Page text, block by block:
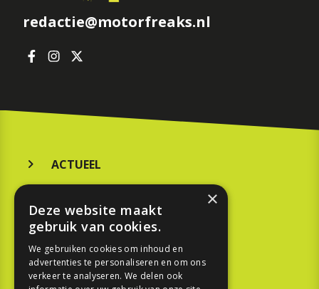
redactie@motorfreaks.nl
ACTUEEL
KOOPGIDS
TESTEN
×
Deze website maakt
gebruik van cookies.
We gebruiken cookies om inhoud en
advertenties te personaliseren en om ons
verkeer te analyseren. We delen ook